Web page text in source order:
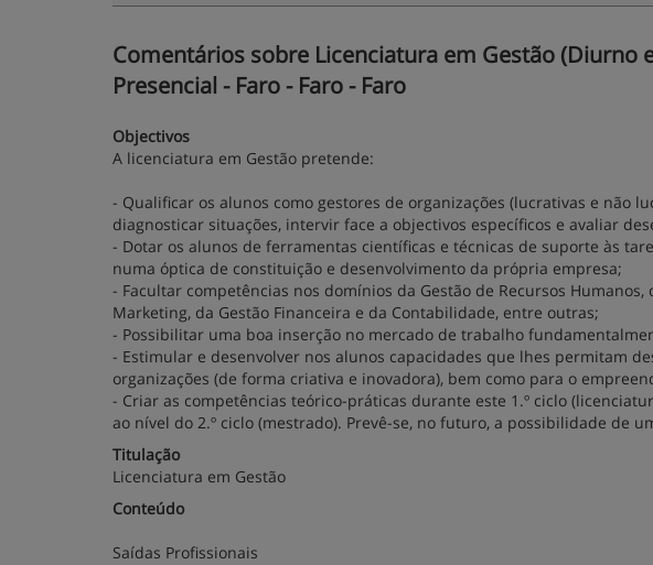
Comentários sobre Licenciatura em Gestão (Diurno
Presencial - Faro - Faro - Faro
Objectivos
A licenciatura em Gestão pretende:
- Qualificar os alunos como gestores de organizações (lucrativas e não
diagnosticar situações, intervir face a objectivos específicos e avaliar
- Dotar os alunos de ferramentas científicas e técnicas de suporte às
numa óptica de constituição e desenvolvimento da própria empresa;
- Facultar competências nos domínios da Gestão de Recursos
Marketing, da Gestão Financeira e da Contabilidade, entre outras;
- Possibilitar uma boa inserção no mercado de trabalho
- Estimular e desenvolver nos alunos capacidades que lhes permitam
organizações (de forma criativa e inovadora), bem como para o
- Criar as competências teórico-práticas durante este 1.º ciclo
ao nível do 2.º ciclo (mestrado). Prevê-se, no futuro, a possibilidade de
Titulação
Licenciatura em Gestão
Conteúdo
Saídas Profissionais